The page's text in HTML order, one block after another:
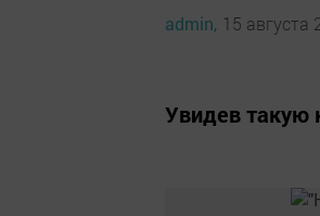
admin, 15 августа
Увидев такую